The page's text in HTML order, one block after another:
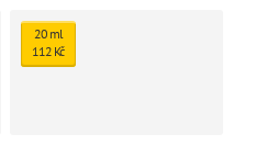
20 ml
112 Kč